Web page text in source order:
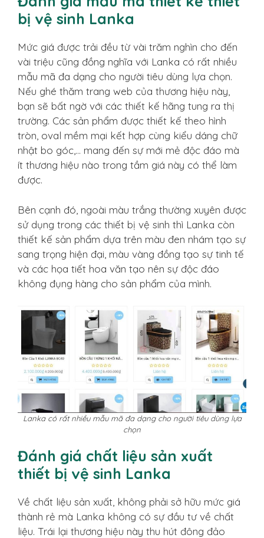
bị vệ sinh Lanka
Mức giá được trải đều từ vài trăm nghìn cho đến
vài triệu cũng đồng nghĩa với Lanka có rất nhiều
mẫu mã đa dạng cho người tiêu dùng lựa chọn.
Nếu ghé thăm trang web của thương hiệu này,
bạn sẽ bất ngờ với các thiết kế hãng tung ra thị
trường. Các sản phẩm được thiết kế theo hình
tròn, oval mềm mại kết hợp cùng kiểu dáng chữ
nhật bo góc,… mang đến sự mới mẻ độc đáo mà
ít thương hiệu nào trong tầm giá này có thể làm
được.
Bên cạnh đó, ngoài màu trắng thường xuyên được
sử dụng trong các thiết bị vệ sinh thì Lanka còn
thiết kế sản phẩm dựa trên màu đen nhám tạo sự
sang trọng hiện đại, màu vàng đồng tạo sự tinh tế
và các họa tiết hoa văn tạo nên sự độc đáo
không đụng hàng cho sản phẩm của mình.
Lanka có rất nhiều mẫu mã đa dạng cho người tiêu dùng lựa
chọn
Đánh giá chất liệu sản xuất
thiết bị vệ sinh Lanka
Về chất liệu sản xuất, không phải sở hữu mức giá
thành rẻ mà Lanka không có sự đầu tư về chất
liệu. Trái lại thương hiệu này thu hút đông đảo